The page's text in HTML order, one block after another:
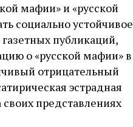
мафии» и «русской
социально устойчивое
публикаций,
о «русской мафии» в
отрицательный
эстрадная
представлениях